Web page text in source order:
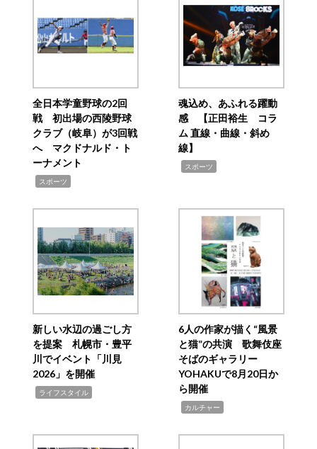
全日本学童野球の2回
戦 初出場の西陵野球
クラブ（岐阜）が3回戦
へ マクドナルド・ト
ーナメント
スポーツ
魂込め、あふれる躍動
感 【正田裕生 コラ
ム 直線・曲線・斜め
線】
スポーツ
新しい水辺の過ごし方
を提案 札幌市・豊平
川でイベント「川見
2026」を開催
ライフスタイル
6人の作家が描く“風景
と猫”の共演 歌舞伎座
そばのギャラリー
YOHAKUで8月20日か
ら開催
カルチャー